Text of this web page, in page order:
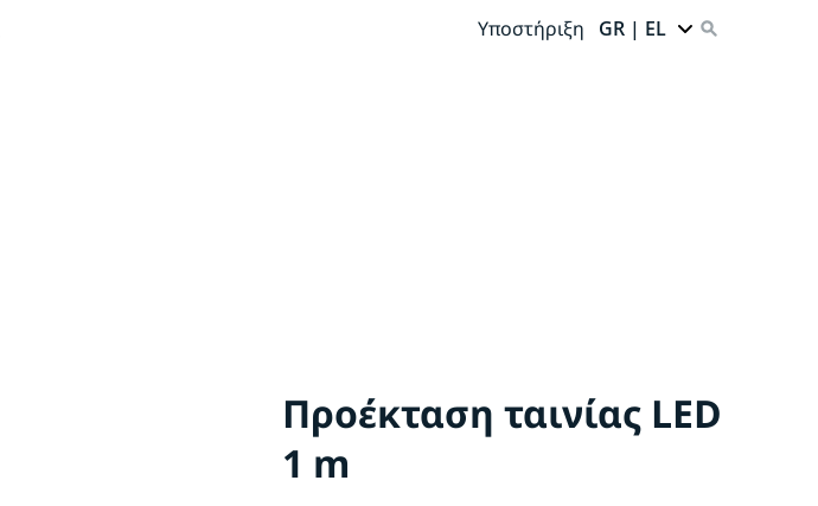
Υποστήριξη GR | EL
Προέκταση ταινίας LED
1 m